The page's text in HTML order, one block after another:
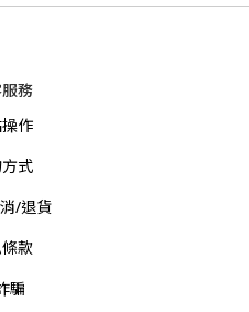
務
作
式
/退貨
款
騙